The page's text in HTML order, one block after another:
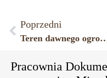
Poprzedni
Teren dawnego ogrodu powiatowego założonego przez
Pracownia